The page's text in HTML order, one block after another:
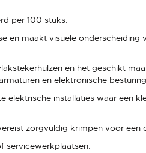
per 100 stuks.
maakt visuele onderscheiding
en het geschikt
en elektronische
installaties waar een
zorgvuldig krimpen voor een
servicewerkplaatsen.